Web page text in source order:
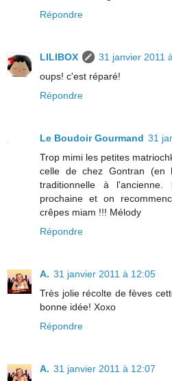
Répondre
LILIBOX
31 janvier 2011
oups! c'est réparé!
Répondre
Le Boudoir Gourmand 31
Trop mimi les petites
celle de chez Gontran (en
traditionnelle à
prochaine et on
crêpes miam !!! Mélody
Répondre
A. 31 janvier 2011 à 12:05
Très jolie récolte de fèves
bonne idée! Xoxo
Répondre
A. 31 janvier 2011 à 12:07